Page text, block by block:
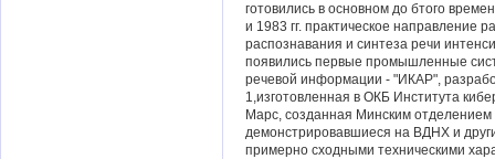
готовились в основном до бтого
и 1983 гг. практическое направление
распознавания и синтеза речи
появились первые промышленные
речевой информации - "ИКАР",
1,изготовленная в ОКБ Института
Марс, созданная Минским
демонстрировавшиеся на ВДНХ и
примерно сходными техническими